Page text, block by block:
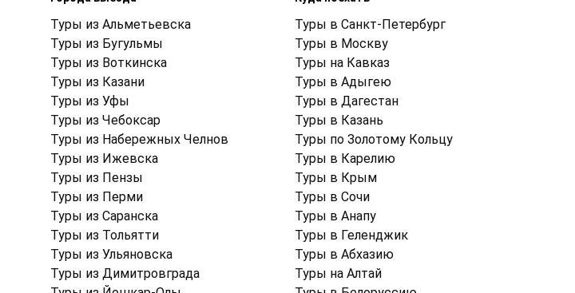
Туры из Альметьевска
Туры из Бугульмы
Туры из Воткинска
Туры из Казани
Туры из Уфы
Туры из Чебоксар
Туры из Набережных Челнов
Туры из Ижевска
Туры из Пензы
Туры из Перми
Туры из Саранска
Туры из Тольятти
Туры из Ульяновска
Туры из Димитровграда
Туры в Санкт-Петербург
Туры в Москву
Туры на Кавказ
Туры в Адыгею
Туры в Дагестан
Туры в Казань
Туры по Золотому Кольцу
Туры в Карелию
Туры в Крым
Туры в Cочи
Туры в Анапу
Туры в Геленджик
Туры в Абхазию
Туры на Алтай